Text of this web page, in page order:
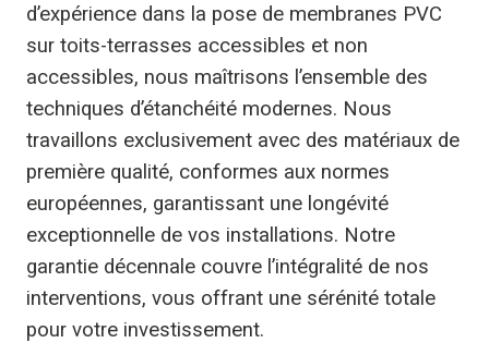
d’expérience dans la pose de membranes PVC
sur toits-terrasses accessibles et non
accessibles, nous maîtrisons l’ensemble des
techniques d’étanchéité modernes. Nous
travaillons exclusivement avec des matériaux de
première qualité, conformes aux normes
européennes, garantissant une longévité
exceptionnelle de vos installations. Notre
garantie décennale couvre l’intégralité de nos
interventions, vous offrant une sérénité totale
pour votre investissement.